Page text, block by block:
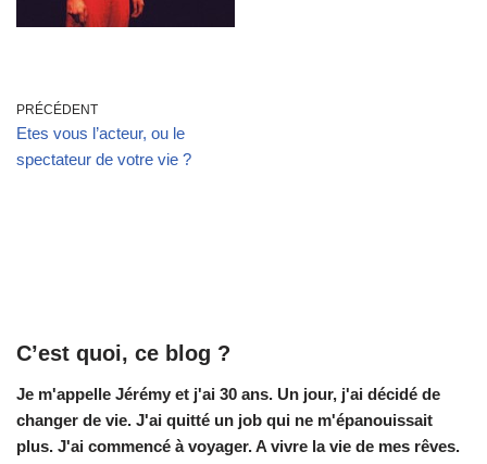
PRÉCÉDENT
Etes vous l’acteur, ou le
spectateur de votre vie ?
C’est quoi, ce blog ?
Je m'appelle Jérémy et j'ai 30 ans. Un jour, j'ai décidé de
changer de vie. J'ai quitté un job qui ne m'épanouissait
plus. J'ai commencé à voyager. A vivre la vie de mes rêves.